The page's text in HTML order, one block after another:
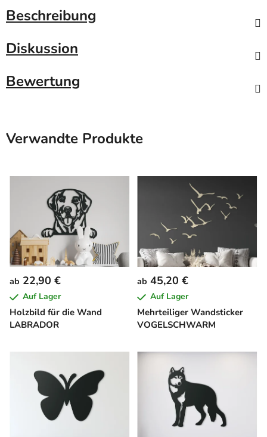
Beschreibung
Diskussion
Bewertung
Verwandte Produkte
Holzbild für die Wand
LABRADOR
ab 22,90 €
Auf Lager
Mehrteiliger Wandsticker
VOGELSCHWARM
ab 45,20 €
Auf Lager